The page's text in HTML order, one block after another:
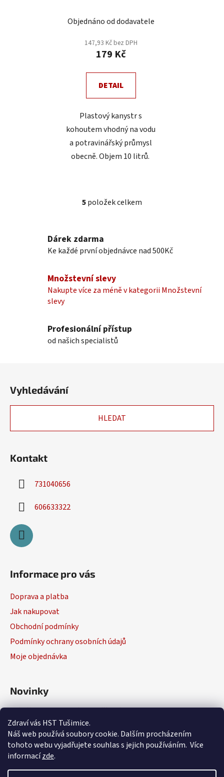
Zdraví vás HST Tušimice.
Náš web používá soubory cookie. Dalším procházením
tohoto webu vyjadřujete souhlas s jejich používáním. Více
informacízde.
hodnocení
produktu
je
z
Objednáno od dodavatele
147,93 Kč bez DPH
179 Kč
DETAIL
Plastový kanystr s
kohoutem vhodný na vodu
a potravinářský průmysl
obecně. Objem 10 litrů.
O
d
í
p
k
y
u
5položek celkem
Dárek zdarma
Ke každé první objednávce nad 500Kč
Množstevní slevy
Nakupte více za méně v kategorii Množstevní
slevy
Profesionální přístup
od našich specialistů
Vyhledávání
HLEDAT
Kontakt
731040656
606633322
Informace pro vás
Doprava a platba
Jak nakupovat
Obchodní podmínky
Podmínky ochrany osobních údajů
Moje objednávka
Novinky
Výběr elektrického nářadí
29.1.2026